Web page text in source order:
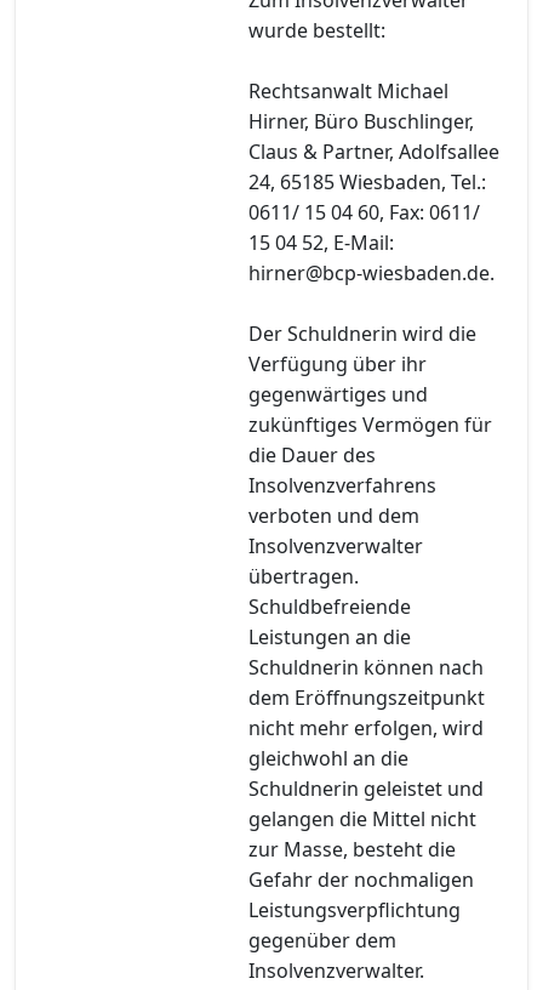
wurde bestellt:
Rechtsanwalt Michael
Hirner, Büro Buschlinger,
Claus & Partner, Adolfsallee
24, 65185 Wiesbaden, Tel.:
0611/ 15 04 60, Fax: 0611/
15 04 52, E-Mail:
hirner@bcp-wiesbaden.de.
Der Schuldnerin wird die
Verfügung über ihr
gegenwärtiges und
zukünftiges Vermögen für
die Dauer des
Insolvenzverfahrens
verboten und dem
Insolvenzverwalter
übertragen.
Schuldbefreiende
Leistungen an die
Schuldnerin können nach
dem Eröffnungszeitpunkt
nicht mehr erfolgen, wird
gleichwohl an die
Schuldnerin geleistet und
gelangen die Mittel nicht
zur Masse, besteht die
Gefahr der nochmaligen
Leistungsverpflichtung
gegenüber dem
Insolvenzverwalter.